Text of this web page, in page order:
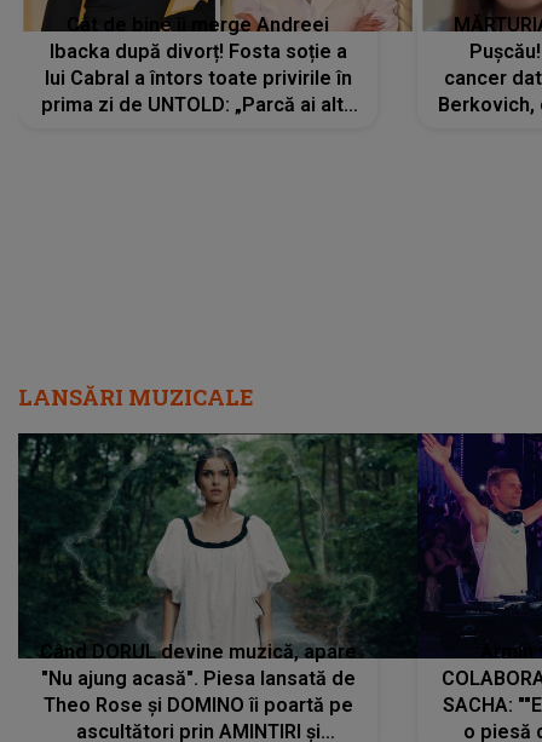
Cât de bine îi merge Andreei
Ibacka după divorț! Fosta soție a
lui Cabral a întors toate privirile în
prima zi de UNTOLD: „Parcă ai altă
cancer
LANSĂRI MUZICALE
Când DORUL devine muzică, apare
"Nu ajung acasă". Piesa lansată de
Theo Rose și DOMINO îi poartă pe
ascultători prin AMINTIRI și
SACHA:
o piesă